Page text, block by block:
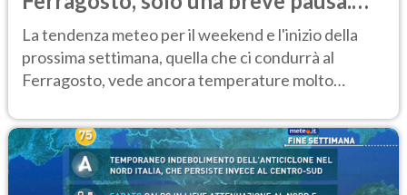
Ecco dove
La tendenza meteo per il weekend e l'inizio della
prossima settimana, quella che ci condurrà al
Ferragosto, vede ancora temperature molto